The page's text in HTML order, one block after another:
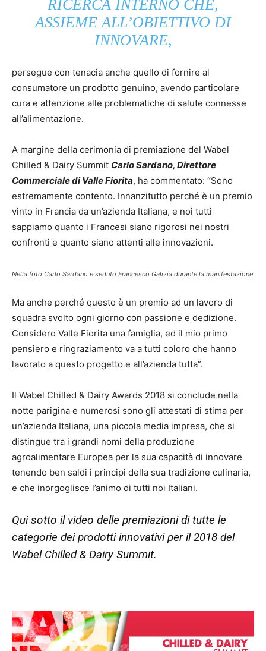
RICERCA INTERNO CHE,
ASSIEME ALL’OBIETTIVO DI
INNOVARE,
persegue con tenacia anche quello di fornire al
consumatore un prodotto genuino, avendo particolare
cura e attenzione alle problematiche di salute connesse
all’alimentazione.
A margine della cerimonia di premiazione del Wabel
Chilled & Dairy Summit Carlo Sardano, Direttore
Commerciale di Valle Fiorita, ha commentato: “Sono
estremamente contento. Innanzitutto perché è un premio
vinto in Francia da un’azienda Italiana, e noi tutti
sappiamo quanto i Francesi siano rigorosi nei nostri
confronti e quanto siano attenti alle innovazioni.
Nella foto Carlo Sardano e seduto Francesco Galizia durante la manifestazione
Ma anche perché questo è un premio ad un lavoro di
squadra svolto ogni giorno con passione e dedizione.
Considero Valle Fiorita una famiglia, ed il mio primo
pensiero e ringraziamento va a tutti coloro che hanno
lavorato a questo progetto e all’azienda tutta”.
Il Wabel Chilled & Dairy Awards 2018 si conclude nella
notte parigina e numerosi sono gli attestati di stima per
un’azienda Italiana, una piccola media impresa, che si
distingue tra i grandi nomi della produzione
agroalimentare Europea per la sua capacità di innovare
tenendo ben saldi i principi della sua tradizione culinaria,
e che inorgoglisce l’animo di tutti noi Italiani.
Qui sotto il video delle premiazioni di tutte le
categorie dei prodotti innovativi per il 2018 del
Wabel Chilled & Dairy Summit.